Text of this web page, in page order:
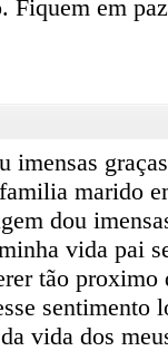
Fiquem em
imensas
marido
dou
vida pai
tão proximo
sentimento
vida dos